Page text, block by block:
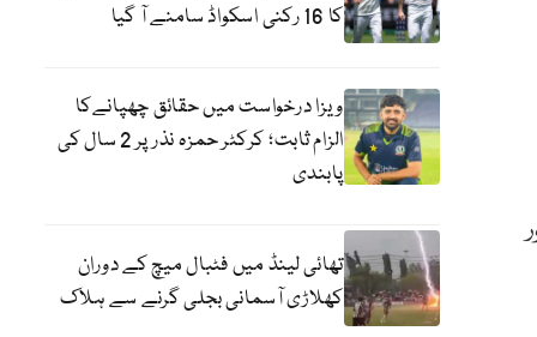
کا 16 رکنی اسکواڈ سامنے آ گیا
ویزا درخواست میں حقائق چھپانےکا
الزام ثابت؛ کرکٹر حمزہ نذر پر 2 سال کی
پابندی
تھائی لینڈ میں فٹبال میچ کے دوران
کھلاڑی آسمانی بجلی گرنے سے ہلاک